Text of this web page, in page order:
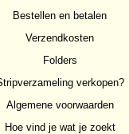
Bestellen en betalen
Verzendkosten
Folders
verkopen?
Algemene voorwaarden
Hoe vind je wat je zoekt